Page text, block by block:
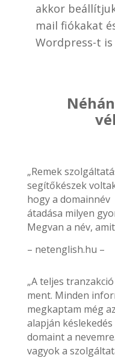
akkor
mail fiókakat
Wordpress-t
„Remek
segítőkészek
hogy a domainnév
átadása milyen
Megvan a név,
– netenglish.hu –
„A teljes
ment. Minden
megkaptam még
alapján
domaint a
vagyok a